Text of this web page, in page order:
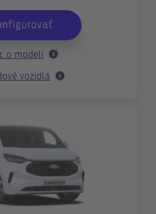
o modeli
vozidlá